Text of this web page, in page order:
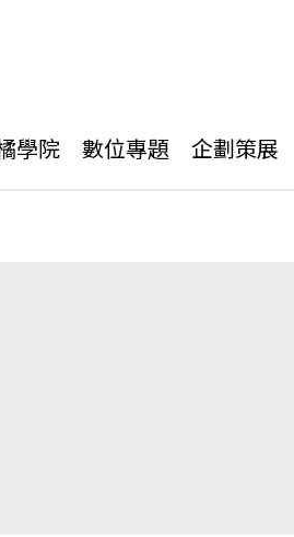
學院 數位專題 企劃策展